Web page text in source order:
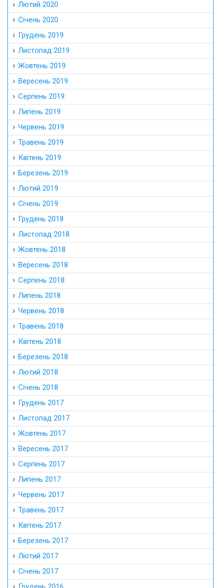
Лютий 2020
Січень 2020
Грудень 2019
Листопад 2019
Жовтень 2019
Вересень 2019
Серпень 2019
Липень 2019
Червень 2019
Травень 2019
Квітень 2019
Березень 2019
Лютий 2019
Січень 2019
Грудень 2018
Листопад 2018
Жовтень 2018
Вересень 2018
Серпень 2018
Липень 2018
Червень 2018
Травень 2018
Квітень 2018
Березень 2018
Лютий 2018
Січень 2018
Грудень 2017
Листопад 2017
Жовтень 2017
Вересень 2017
Серпень 2017
Липень 2017
Червень 2017
Травень 2017
Квітень 2017
Березень 2017
Лютий 2017
Січень 2017